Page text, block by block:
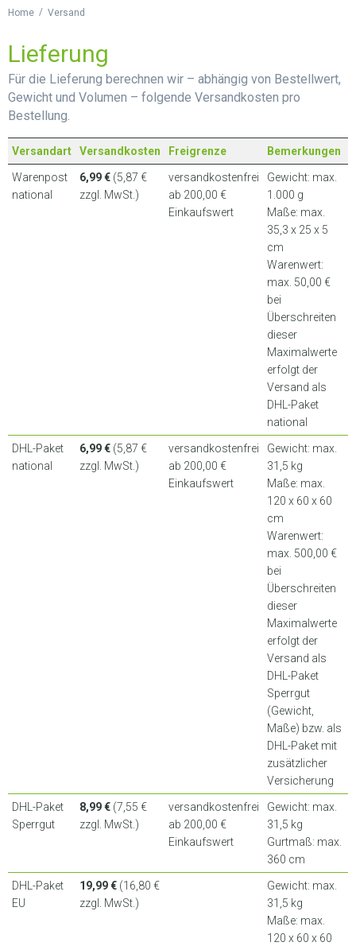
Home / Versand
Lieferung
Für die Lieferung berechnen wir – abhängig von Bestellwert,
Gewicht und Volumen – folgende Versandkosten pro
Bestellung.
Versandart Versandkosten Freigrenze Bemerkungen
Warenpost
national
6,99 € (5,87 €
zzgl. MwSt.)
versandkostenfrei
ab 200,00 €
Einkaufswert
Gewicht: max.
1.000 g
Maße: max.
35,3 x 25 x 5
cm
Warenwert:
max. 50,00 €
bei
Überschreiten
dieser
Maximalwerte
erfolgt der
Versand als
DHL-Paket
national
DHL-Paket
national
6,99 € (5,87 €
zzgl. MwSt.)
versandkostenfrei
ab 200,00 €
Einkaufswert
Gewicht: max.
31,5 kg
Maße: max.
120 x 60 x 60
cm
Warenwert:
max. 500,00 €
bei
Überschreiten
dieser
Maximalwerte
erfolgt der
Versand als
DHL-Paket
Sperrgut
(Gewicht,
Maße) bzw. als
DHL-Paket mit
zusätzlicher
Versicherung
DHL-Paket
Sperrgut
8,99 € (7,55 €
zzgl. MwSt.)
versandkostenfrei
ab 200,00 €
Einkaufswert
Gewicht: max.
31,5 kg
Gurtmaß: max.
360 cm
DHL-Paket
EU
19,99 € (16,80 €
zzgl. MwSt.)
Gewicht: max.
31,5 kg
Maße: max.
120 x 60 x 60